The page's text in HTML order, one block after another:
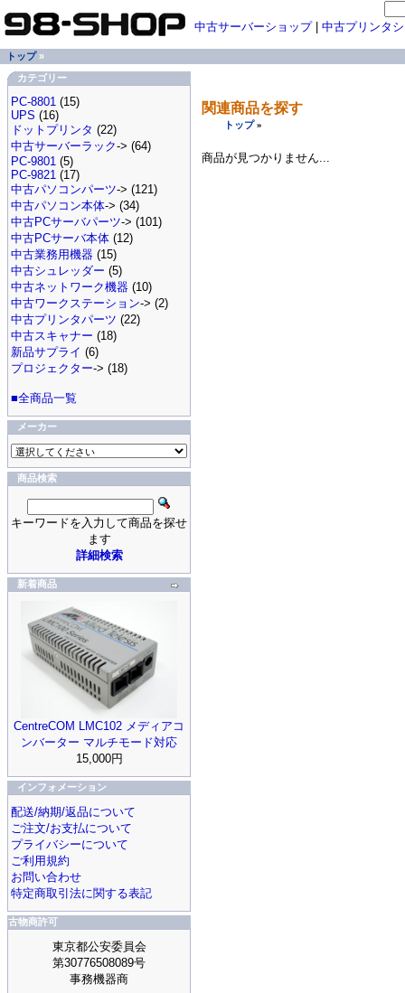
関連商品を探す
トップ»
商品が見つかりません...
中古サーバーショップ| 中古プリンタ
トップ»
カテゴリー
PC-8801 (15)
UPS (16)
ドットプリンタ (22)
中古サーバーラック-> (64)
PC-9801 (5)
PC-9821 (17)
中古パソコンパーツ-> (121)
中古パソコン本体-> (34)
中古PCサーバパーツ-> (101)
中古PCサーバ本体 (12)
中古業務用機器 (15)
中古シュレッダー (5)
中古ネットワーク機器 (10)
中古ワークステーション-> (2)
中古プリンタパーツ (22)
中古スキャナー (18)
新品サプライ (6)
プロジェクター-> (18)
■全商品一覧
メーカー
商品検索
キーワードを入力して商品を探せ
ます
詳細検索
新着商品
CentreCOM LMC102 メディアコ
ンバーター マルチモード対応
15,000円
インフォメーション
配送/納期/返品について
ご注文/お支払について
プライバシーについて
ご利用規約
お問い合わせ
特定商取引法に関する表記
古物商許可
東京都公安委員会
第30776508089号
事務機器商